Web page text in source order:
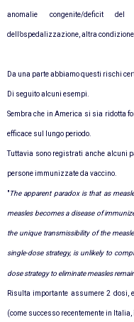
anomalie congenite/deficit del
dell’ospedalizzazione, altra
Da una parte abbiamo questi rischi
Di seguito alcuni esempi.
Sembra che in America si sia ridotta
efficace sul lungo periodo.
Tuttavia sono registrati anche alcuni
persone immunizzate da vaccino.
"The apparent paradox is that as
measles becomes a disease of
the unique transmissibility of the
single-dose strategy, is unlikely to
dose strategy to eliminate measles
Risulta importante assumere 2 dosi,
(come successo recentemente in